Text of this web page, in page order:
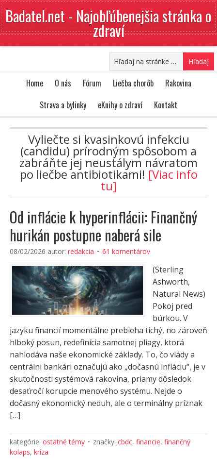
Badatel.net - Najobľúbenejšia stránka o
zdraví
Home O nás Fórum Liečba chorôb
Rakovina
Strava a bylinky
eKnihy o zdraví Kontakt
Vyliečte si kvasinkovú infekciu
(candidu) prírodným spôsobom a
zabráňte jej neustálym návratom
po liečbe antibiotikami! [Viac info
tu]
Od inflácie k hyperinflácii: Finančný
hurikán postupne naberá sile
08/02/2026 autor: redakcia 61 komentárov
(Sterling
Ashworth,
Natural News)
Pokoj pred
búrkou. V
jazyku financií momentálne prebieha tichý, no zároveň
hlboký posun, redefinícia samotnej pliagy, ktorá
nahlodáva naše ekonomické základy. To, čo vlády a
centrálni bankári označujú ako „dočasnú infláciu“, je v
skutočnosti systémová rakovina, priamy dôsledok
desaťročí korupcie menového systému. Nejde o
dočasný ekonomický neduh, ale o terminálny príznak
[…]
kategórie: ostatné témy značky: cbdc, financie, finančný
kolaps, kríza